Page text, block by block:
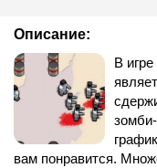
Описание:
В
вам понравится.